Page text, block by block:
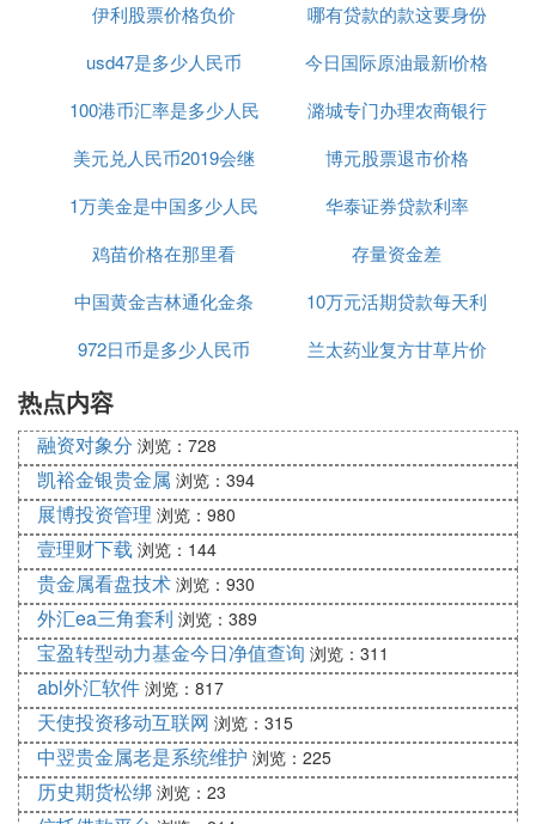
00元，使用期限在7-60天之间。
2、秒你贷：
秒你贷提供20000元以内的贷款，可能不看征信和负
债，期限在7-48天之间。
3、易借金：
易借金一般不看借款人征信和负债。它的贷款额度在
1000元以内，期限为14天。
招手贷一般只需要身份证，不需要信用记录，贷款额
度在20000元以内，使用期限在3个月以内。
当然，一般不看征信的贷款产品，利率也不会低，而
且这其中还可能会混杂着不少高利贷。所以大家在申
请的时候一定要擦亮眼睛，避免自己掉入高利贷的陷
阱。
其实相比起专门找不看征信的贷款产品，不如好好养
一段时间的信用。等把个人信用养好了，自然申请贷
款的渠道也会变多了，也不用再怕被查征信了。
拓展资料
在目前所有网贷中，一般与银行有合作或者涉及大额
贷款的平台是会上征信的，剩下的小额贷款平台绝大
多数都不上征信。像类似的小额贷款平台有嗨钱、钱
站、快金、拍拍贷、曹操贷、缺钱么、借钱快、原子
贷等等，它们都是不上征信的。
1、实力较强的平台：宜人贷、功夫贷、闪电借款、
我来贷、你我贷、积木盒子、曹操贷、玖富叮当贷;
2、适合学生的平台：名校贷、久融金融、信通贷、
爱学贷;
伊利股票价格负价
哪有贷款的款这要身份
证
usd47是多少人民币
今日国际原油最新l价格
行情
100港币汇率是多少人民
币多少人民币汇率
潞城专门办理农商银行
贷款
美元兑人民币2019会继
续下滑吗
博元股票退市价格
1万美金是中国多少人民
币多少人民币汇率
华泰证券贷款利率
鸡苗价格在那里看
存量资金差
中国黄金吉林通化金条
价格
10万元活期贷款每天利
息多少
972日币是多少人民币
兰太药业复方甘草片价
热点内容
融资对象分 浏览：728
凯裕金银贵金属 浏览：394
展博投资管理 浏览：980
壹理财下载 浏览：144
贵金属看盘技术 浏览：930
外汇ea三角套利 浏览：389
宝盈转型动力基金今日净值查询 浏览：311
abl外汇软件 浏览：817
天使投资移动互联网 浏览：315
中翌贵金属老是系统维护 浏览：225
历史期货松绑 浏览：23